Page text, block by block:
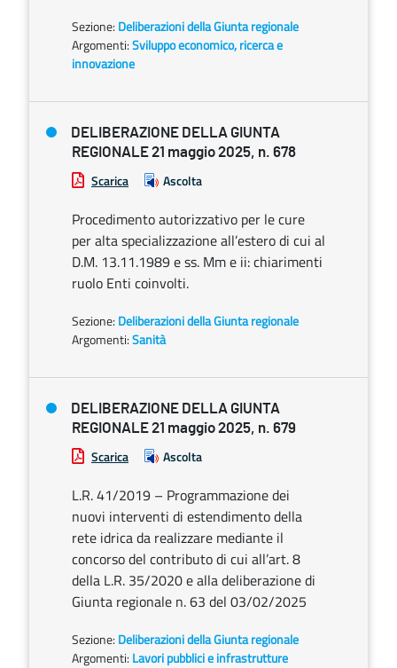
Sezione: Deliberazioni della Giunta regionale
Argomenti:Sviluppo economico, ricerca e
innovazione
DELIBERAZIONE DELLA GIUNTA
REGIONALE 21 maggio 2025, n. 678
Scarica Ascolta
Procedimento autorizzativo per le cure
per alta specializzazione all’estero di cui al
D.M. 13.11.1989 e ss. Mm e ii: chiarimenti
ruolo Enti coinvolti.
Sezione: Deliberazioni della Giunta regionale
Argomenti:Sanità
DELIBERAZIONE DELLA GIUNTA
REGIONALE 21 maggio 2025, n. 679
Scarica Ascolta
L.R. 41/2019 – Programmazione dei
nuovi interventi di estendimento della
rete idrica da realizzare mediante il
concorso del contributo di cui all’art. 8
della L.R. 35/2020 e alla deliberazione di
Giunta regionale n. 63 del 03/02/2025
Sezione: Deliberazioni della Giunta regionale
Argomenti: Lavori pubblici e infrastrutture